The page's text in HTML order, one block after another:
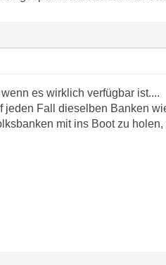
es wirklich verfügbar ist....
jeden Fall dieselben Banken
mit ins Boot zu